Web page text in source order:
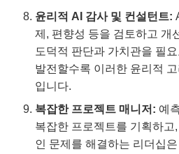
윤리적 AI 감사 및 컨설턴트:
제, 편향성 등을 검토하고 개
도덕적 판단과 가치관을 필
발전할수록 이러한 윤리적
입니다.
복잡한 프로젝트 매니저: 예
복잡한 프로젝트를 기획하고
인 문제를 해결하는 리더십